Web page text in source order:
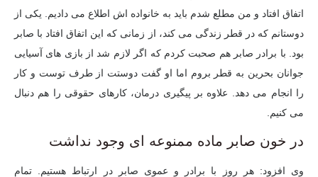
اتفاق افتاد و من مطلع شدم باید به خانواده اش اطلاع می دادیم. یکی از
دوستانم که در قطر زندگی می کند، از زمانی که این اتفاق افتاد با صابر
بود. با برادر صابر هم صحبت کردم که اگر لازم شد از بازی های آسیایی
جوانان بحرین به قطر بروم اما او گفت دوستت از طرف توست و کار
را انجام می دهد. علاوه بر پیگیری درمان، کارهای حقوقی را هم دنبال
می کنیم.
در خون صابر ماده ممنوعه ای وجود نداشت
وی افزود: هر روز با برادر و عموی صابر در ارتباط هستیم. تمام